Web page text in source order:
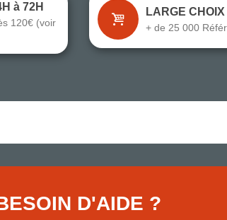
à 72H
120€ (voir
LARGE CHOIX
+ de 25 000
D'AIDE ?